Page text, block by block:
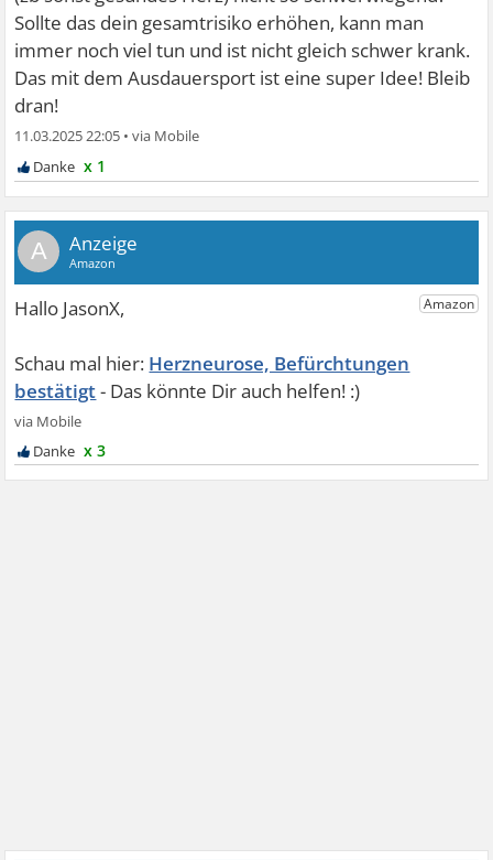
Sollte das dein gesamtrisiko erhöhen, kann man
immer noch viel tun und ist nicht gleich schwer krank.
Das mit dem Ausdauersport ist eine super Idee! Bleib
dran!
11.03.2025 22:05 •
x 1
A
Herzneurose, Befürchtungen
bestätigt
x 3